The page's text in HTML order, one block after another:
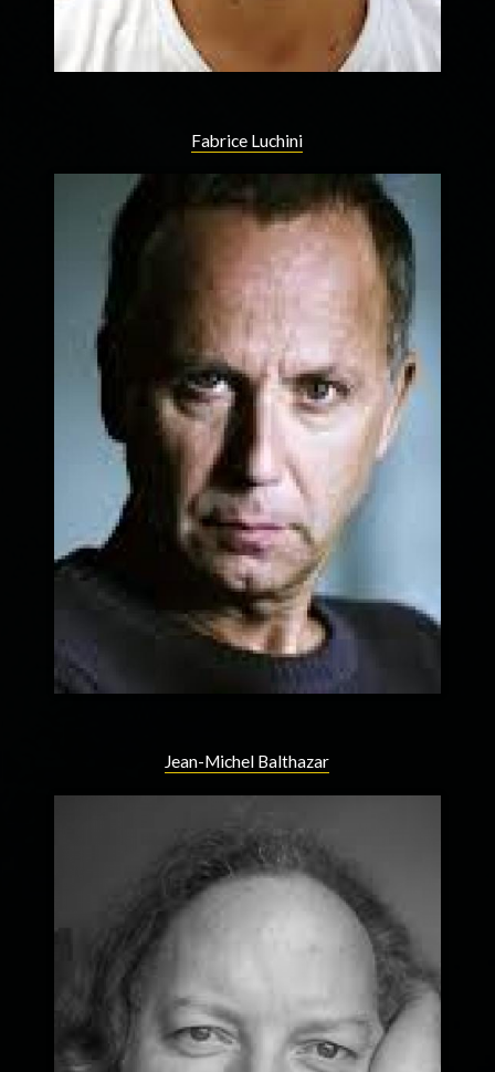
Fabrice Luchini
Jean-Michel Balthazar